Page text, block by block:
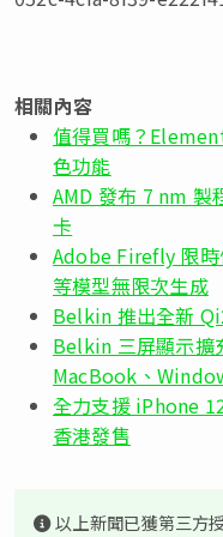
相關內容
值得買嗎？
色功能
AMD 發布 7 nm
卡
Adobe Firefly 限
等模型無限次生成
Belkin 推出全新
Belkin 三屏顯示擴
MacBook、
全力支援 iPhone
香港發售
以上新聞已獲第三方